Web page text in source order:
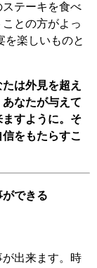
テーキを食べ
との方がよっ
を楽しいものと
は外見を超え
なたが与えて
すように。そ
をもたらすこ
できる
出来ます。時